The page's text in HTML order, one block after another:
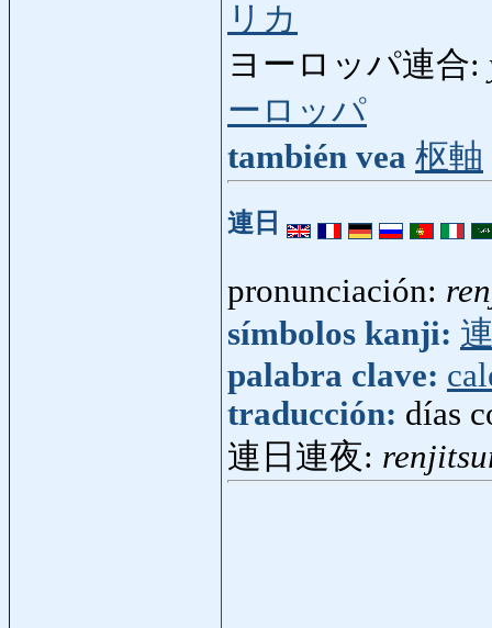
リカ
ヨーロッパ連合:
ーロッパ
también vea 枢軸
連日
pronunciación:
símbolos kanji:
palabra clave:
traducción: días
連日連夜: